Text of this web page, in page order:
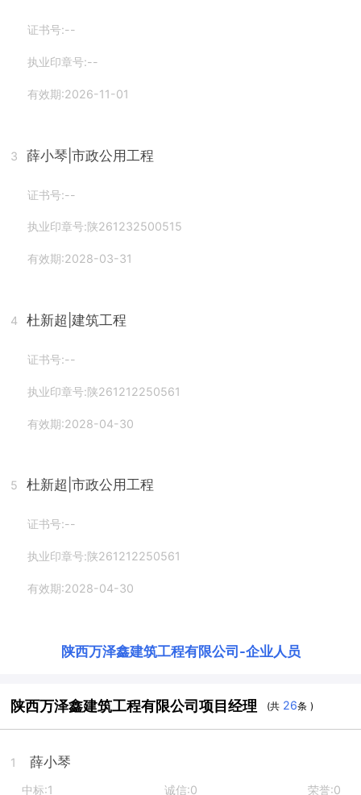
证书号:--
执业印章号:--
有效期:2026-11-01
3 薛小琴 |市政公用工程
证书号:--
执业印章号:陕261232500515
有效期:2028-03-31
4 杜新超 |建筑工程
证书号:--
执业印章号:陕261212250561
有效期:2028-04-30
5 杜新超 |市政公用工程
证书号:--
执业印章号:陕261212250561
有效期:2028-04-30
陕西万泽鑫建筑工程有限公司 -企业人员
陕西万泽鑫建筑工程有限公司项目经理 (共 26条 )
1 薛小琴
中标:1 诚信:0 荣誉:0